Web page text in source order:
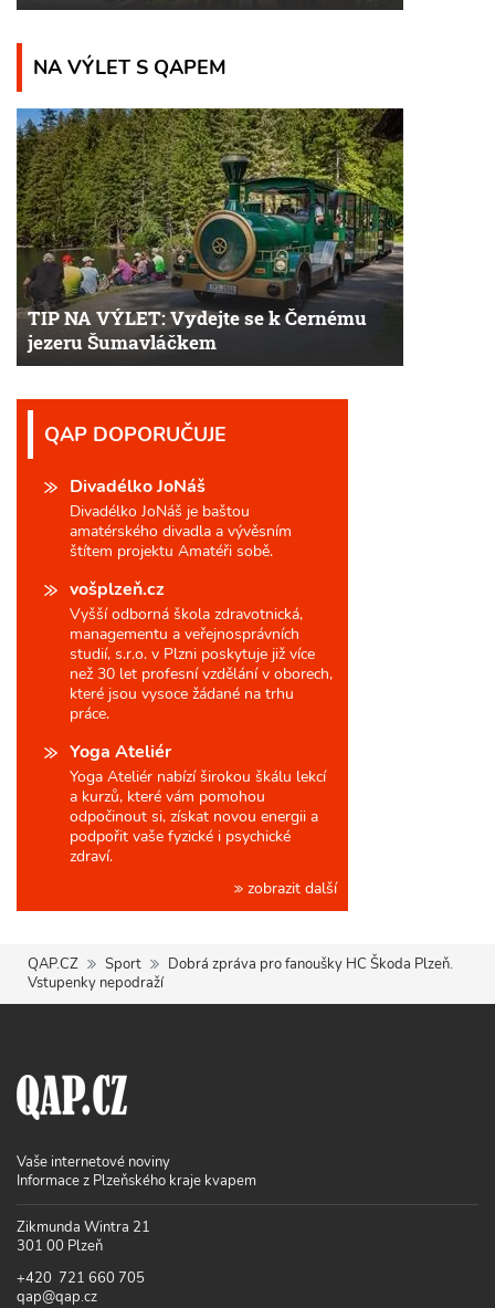
NA VÝLET S QAPEM
TIP NA VÝLET: Vydejte se k Černému
jezeru Šumavláčkem
QAP DOPORUČUJE
Divadélko JoNáš
Divadélko JoNáš je baštou
amatérského divadla a vývěsním
štítem projektu Amatéři sobě.
vošplzeň.cz
Vyšší odborná škola zdravotnická,
managementu a veřejnosprávních
studií, s.r.o. v Plzni poskytuje již více
než 30 let profesní vzdělání v oborech,
které jsou vysoce žádané na trhu
práce.
Yoga Ateliér
Yoga Ateliér nabízí širokou škálu lekcí
a kurzů, které vám pomohou
odpočinout si, získat novou energii a
podpořit vaše fyzické i psychické
zdraví.
zobrazit další
QAP.CZ Sport
Dobrá zpráva pro fanoušky HC Škoda Plzeň.
Vstupenky nepodraží
Vaše internetové noviny
Informace z Plzeňského kraje kvapem
Zikmunda Wintra 21
301 00 Plzeň
+420 721 660 705
qap@qap.cz